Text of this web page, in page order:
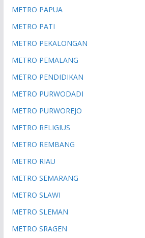
METRO PAPUA
METRO PATI
METRO PEKALONGAN
METRO PEMALANG
METRO PENDIDIKAN
METRO PURWODADI
METRO PURWOREJO
METRO RELIGIUS
METRO REMBANG
METRO RIAU
METRO SEMARANG
METRO SLAWI
METRO SLEMAN
METRO SRAGEN